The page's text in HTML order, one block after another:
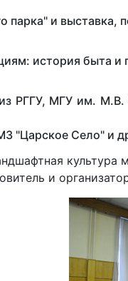
парка" и выставка,
история быта и
РГГУ, МГУ им.
"Царское Село" и
и